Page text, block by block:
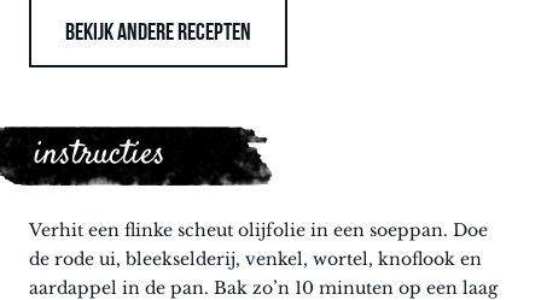
BEKIJK ANDERE RECEPTEN
instructies
Verhit een flinke scheut olijfolie in een soeppan. Doe
de rode ui, bleekselderij, venkel, wortel, knoflook en
aardappel in de pan. Bak zo’n 10 minuten op een laag